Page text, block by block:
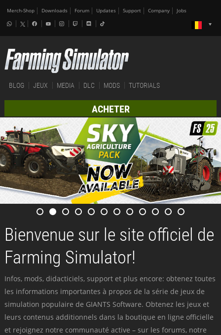
Merch-Shop Downloads Forum Updates Support Company Jobs
BLOG JEUX MEDIA DLC MODS TUTORIALS
ACHETER
Bienvenue sur le site officiel de
Farming Simulator!
Infos, mods, didacticiels, support et plus encore: obtenez toutes
les informations importantes à propos de la série de jeux de
simulation populaire de GIANTS Software. Obtenez les jeux et
leurs contenus additionnels dans la boutique en ligne officielle
et rejoignez notre communauté active – sur les forums, notre